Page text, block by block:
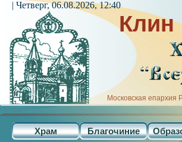
Клин
Московская епархия
Храм Благочиние
| Четверг, 06.08.2026, 12:40